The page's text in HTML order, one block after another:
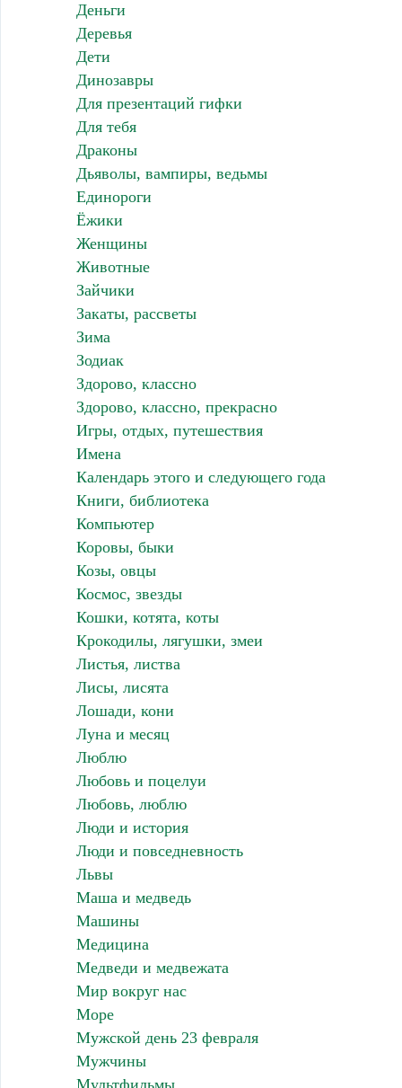
Деньги
Деревья
Дети
Динозавры
Для презентаций гифки
Для тебя
Драконы
Дьяволы, вампиры, ведьмы
Единороги
Ёжики
Женщины
Животные
Зайчики
Закаты, рассветы
Зима
Зодиак
Здорово, классно
Здорово, классно, прекрасно
Игры, отдых, путешествия
Имена
Календарь этого и следующего года
Книги, библиотека
Компьютер
Коровы, быки
Козы, овцы
Космос, звезды
Кошки, котята, коты
Крокодилы, лягушки, змеи
Листья, листва
Лисы, лисята
Лошади, кони
Луна и месяц
Люблю
Любовь и поцелуи
Любовь, люблю
Люди и история
Люди и повседневность
Львы
Маша и медведь
Машины
Медицина
Медведи и медвежата
Мир вокруг нас
Море
Мужской день 23 февраля
Мужчины